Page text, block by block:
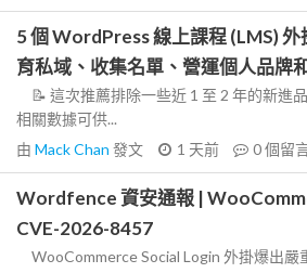
5 個 WordPress 線上課程 (LMS)
育私域、收集名單、營運個人品牌
📝 這次推薦排除一些近 1 至 2 年的新進
相關數據可供...
由 Mack Chan 發文 1 天前 0個留
Wordfence 資安通報 |
CVE-2026-8457
WooCommerce Social Login 外掛爆出嚴